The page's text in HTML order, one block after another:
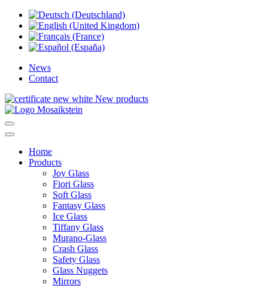
News
Contact
New products
Home
Products
Joy Glass
Fiori Glass
Soft Glass
Fantasy Glass
Ice Glass
Tiffany Glass
Murano-Glass
Crash Glass
Safety Glass
Glass Nuggets
Mirrors